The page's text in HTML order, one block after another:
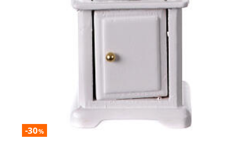
-30%